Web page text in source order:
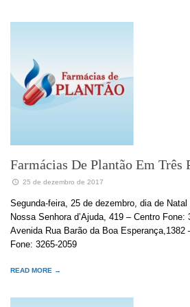
Farmácias De Plantão Em Três
25 de dezembro de 2017
Segunda-feira, 25 de dezembro, dia de
Nossa Senhora d’Ajuda, 419 – Centro Fone:
Avenida Rua Barão da Boa Esperança,1382
Fone: 3265-2059
READ MORE →